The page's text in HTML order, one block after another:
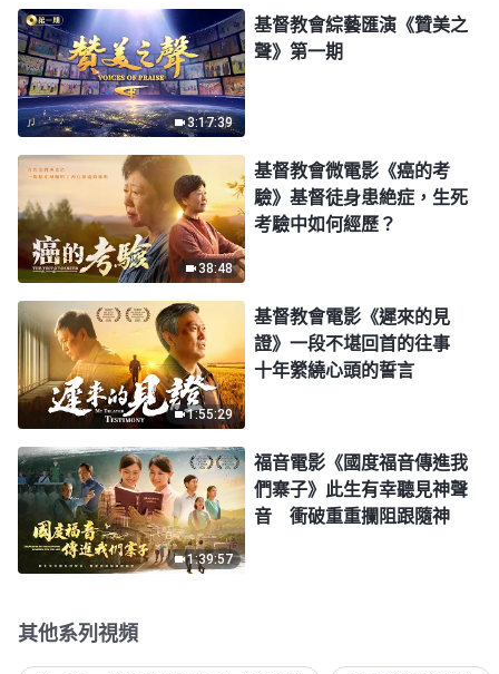
3:17:39
基督教會綜藝匯演《贊美之
聲》第一期
38:48
基督教會微電影《癌的考
驗》基督徒身患絶症，生死
考驗中如何經歷？
1:55:29
基督教會電影《遲來的見
證》一段不堪回首的往事
十年縈繞心頭的誓言
1:39:57
福音電影《國度福音傳進我
們寨子》此生有幸聽見神聲
音 衝破重重攔阻跟隨神
其他系列視頻